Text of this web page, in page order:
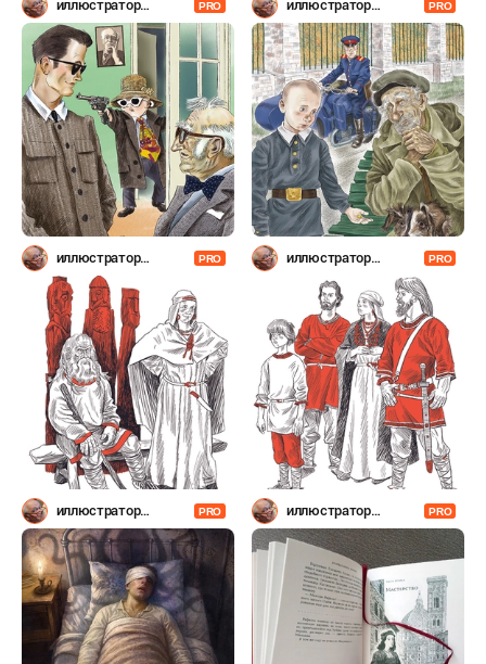
иллюстратор
Шевченко
PRO
иллюстратор
Шевченко
PRO
иллюстратор
Шевченко
PRO
иллюстратор
Шевченко
PRO
иллюстратор
Шевченко
PRO
иллюстратор
Шевченко
PRO